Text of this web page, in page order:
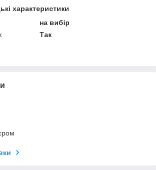
характеристики
на вибір
Так